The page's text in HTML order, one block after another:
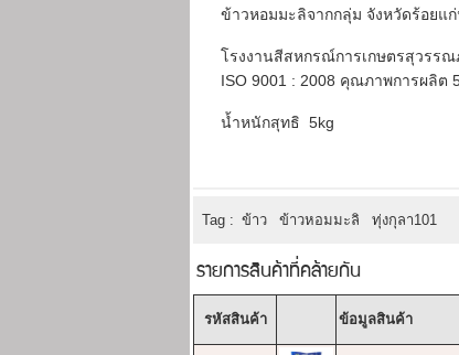
ข้าวหอมมะลิจากกลุ่ม จังหวัดร้อย
โรงงานสีสหกรณ์การเกษตรสุวรรณ
ISO 9001 : 2008 คุณภาพการผลิต
น้ำหนักสุทธิ 5kg
Tag : ข้าว ข้าวหอมมะลิ ทุ่งกุลา101
รายการสินค้าที่คล้ายกัน
รหัสสินค้า ข้อมูลสินค้า